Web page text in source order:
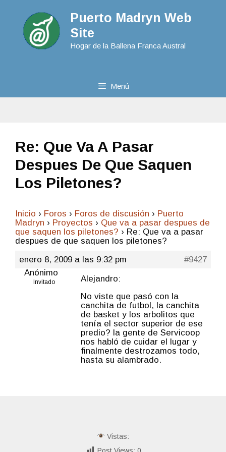
Puerto Madryn Web
Site
Hogar de la Ballena Franca Austral
Menú
Re: Que Va A Pasar
Despues De Que Saquen
Los Piletones?
Inicio › Foros › Foros de discusión › Puerto
Madryn › Proyectos › Que va a pasar despues de
que saquen los piletones? › Re: Que va a pasar
despues de que saquen los piletones?
enero 8, 2009 a las 9:32 pm
#9427
Anónimo
Invitado
Alejandro:
No viste que pasó con la
canchita de futbol, la canchita
de basket y los arbolitos que
tenía el sector superior de ese
predio? la gente de Servicoop
nos habló de cuidar el lugar y
finalmente destrozamos todo,
hasta su alambrado.
Vistas:
Post Views: 0